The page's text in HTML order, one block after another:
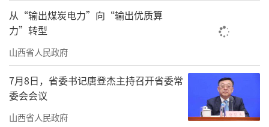
的山西古建筑。很多人是通过游戏第一次了解
到山西竟有如此之多保存完好且精美绝伦的古
建筑。
一直以来山西都是中式古建筑及传统文化
爱好者的心头好。山西古建从唐到清时代序列
完整，品类众多，涵盖寺庙、佛塔、宫殿、城
从“输出煤炭电力”向“输出优质算
力”转型
山西省人民政府
7月8日，省委书记唐登杰主持召开省委常
委会会议
山西省人民政府